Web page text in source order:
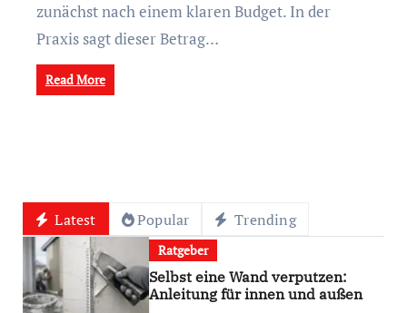
zunächst nach einem klaren Budget. In der
Praxis sagt dieser Betrag…
Read More
Latest Popular Trending
Ratgeber
Selbst eine Wand verputzen:
Anleitung für innen und außen